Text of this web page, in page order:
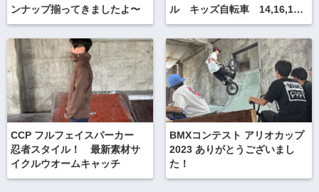
ンナップ揃ってきましたよ〜
ル キッズ自転車 14,16,18
インチと全色入荷しました
よ。
CCP フルフェイスパーカー
忍者スタイル！ 最新素材サ
イクルウオームキャッチ
BMXコンテスト アリオカップ
2023 ありがとうございまし
た！